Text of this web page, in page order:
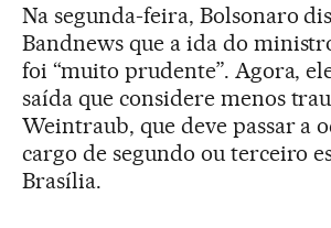
Na segunda-feira, Bolsonaro
Bandnews que a ida do
foi “muito prudente”. Agora,
saída que considere menos
Weintraub, que deve passar a
cargo de segundo ou terceiro
Brasília.